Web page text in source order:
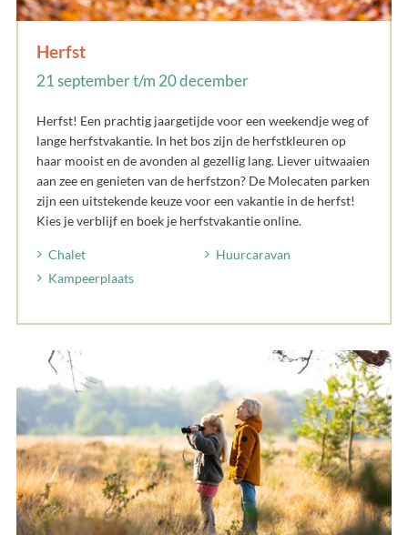
Herfst
21 september t/m 20 december
Herfst! Een prachtig jaargetijde voor een weekendje weg of
lange herfstvakantie. In het bos zijn de herfstkleuren op
haar mooist en de avonden al gezellig lang. Liever uitwaaien
aan zee en genieten van de herfstzon? De Molecaten parken
zijn een uitstekende keuze voor een vakantie in de herfst!
Kies je verblijf en boek je herfstvakantie online.
Chalet
Huurcaravan
Kampeerplaats